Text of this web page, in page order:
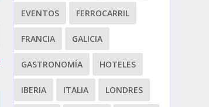
EVENTOS FERROCARRIL
FRANCIA GALICIA
GASTRONOMÍA HOTELES
IBERIA ITALIA LONDRES